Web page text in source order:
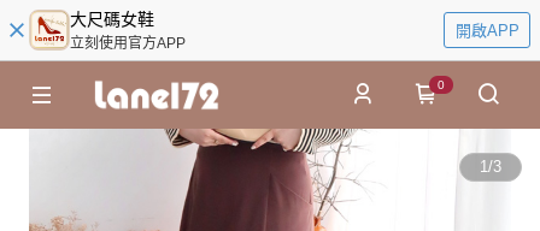
大尺碼女鞋
立刻使用官方APP
開啟APP
0
1/3